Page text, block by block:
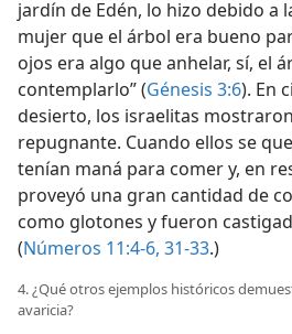
jardín de Edén, lo hizo debido a
mujer que el árbol era bueno
ojos era algo que anhelar, sí, el
contemplarlo” (Génesis 3:6). En
desierto, los israelitas
repugnante. Cuando ellos se
tenían maná para comer y, en
proveyó una gran cantidad de
como glotones y fueron
(Números 11:4-6, 31-33.)
4. ¿Qué otros ejemplos históricos
avaricia?